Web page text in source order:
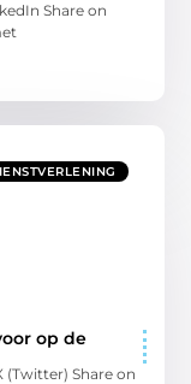
Share on
op de
(Twitter) Share on